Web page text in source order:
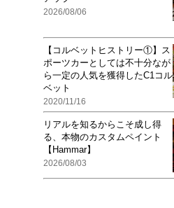
2026/08/06
【コルベットヒストリー①】ス
ポーツカーとしては不十分なが
ら一定の人気を獲得したC1コル
ベット
2020/11/16
リアルを知るからこそ成し得
る、本物のカスタムペイント
【Hammar】
2026/08/03